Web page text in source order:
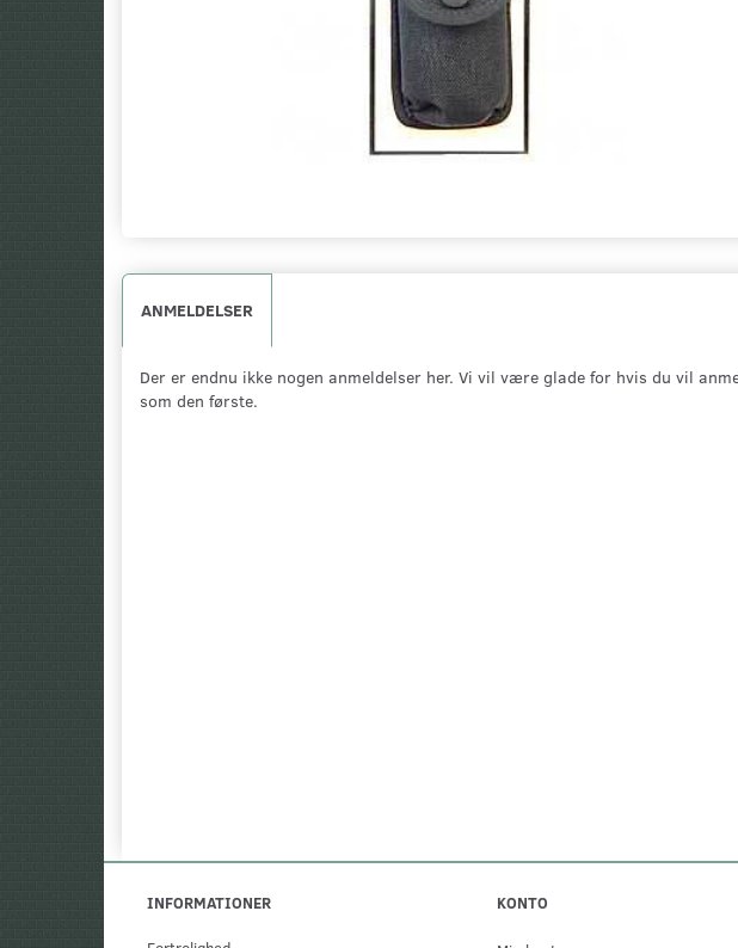
ANMELDELSER
Der er endnu ikke nogen anmeldelser her. Vi vil være glade for hvis du vil
som den første.
INFORMATIONER KONTO